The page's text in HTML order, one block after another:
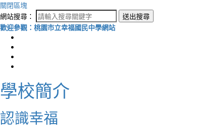
關閉區塊
網站搜尋：
送出搜尋
歡迎參觀：桃園市立幸福國民中學網站
學校簡介
認識幸福